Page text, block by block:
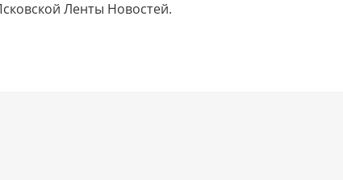
Ленты Новостей.